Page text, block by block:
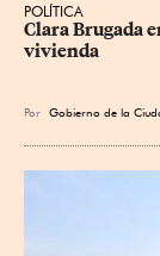
POLÍTICA
Clara Brugada
vivienda
Por Gobierno de la